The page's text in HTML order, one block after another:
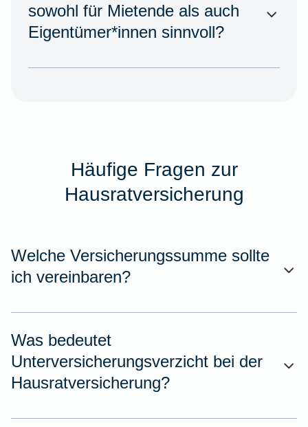
sowohl für Mietende als auch
Eigentümer*innen sinnvoll?
Häufige Fragen zur
Hausratversicherung
Welche Versicherungssumme sollte
ich vereinbaren?
Was bedeutet
Unterversicherungsverzicht bei der
Hausratversicherung?